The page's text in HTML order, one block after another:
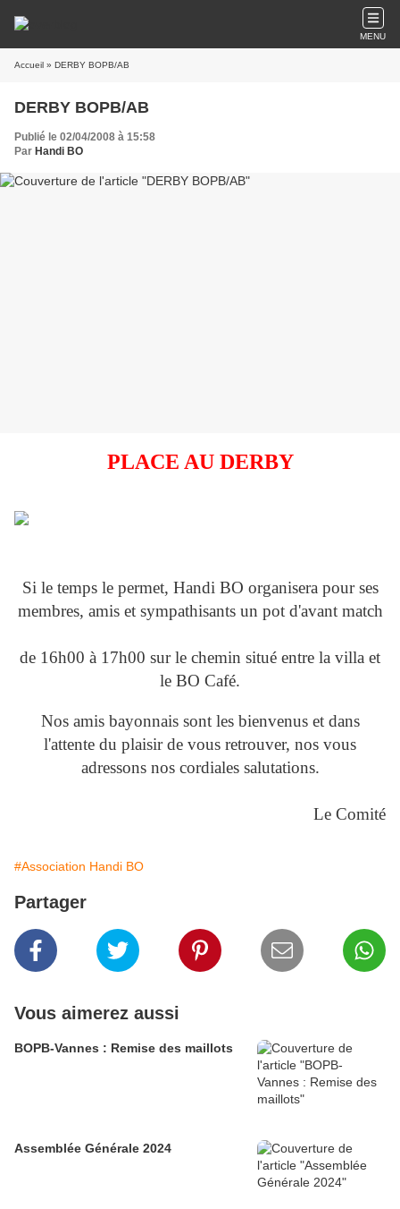
MENU
Accueil » DERBY BOPB/AB
DERBY BOPB/AB
Publié le 02/04/2008 à 15:58
Par Handi BO
PLACE AU DERBY
Si le temps le permet, Handi BO organisera pour ses
membres, amis et sympathisants un pot d'avant match
de 16h00 à 17h00 sur le chemin situé entre la villa et
le BO Café.
Nos amis bayonnais sont les bienvenus et dans
l'attente du plaisir de vous retrouver, nos vous
adressons nos cordiales salutations.
Le Comité
#Association Handi BO
Partager
Vous aimerez aussi
BOPB-Vannes : Remise des maillots
Assemblée Générale 2024